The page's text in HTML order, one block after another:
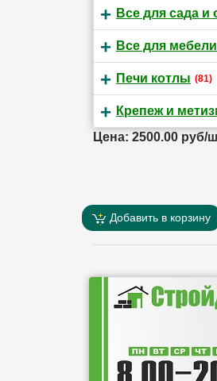
Все для сада и
Все для
Печи котлы (81)
Крепеж и
Цена: 2500.00 руб/
Добавить в корзину